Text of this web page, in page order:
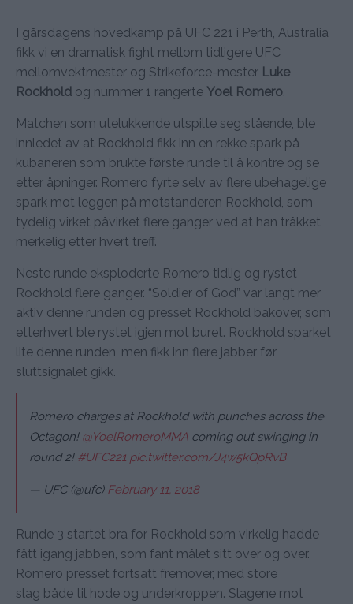
I gårsdagens hovedkamp på UFC 221 i Perth, Australia
fikk vi en dramatisk fight mellom tidligere UFC
mellomvektmester og Strikeforce-mester Luke
Rockhold og nummer 1 rangerte Yoel Romero.
Matchen som utelukkende utspilte seg stående, ble
innledet av at Rockhold fikk inn en rekke spark på
kubaneren som brukte første runde til å kontre og se
etter åpninger. Romero fyrte selv av flere ubehagelige
spark mot leggen på motstanderen Rockhold, som
tydelig virket påvirket flere ganger ved at han tråkket
merkelig etter hvert treff.
Neste runde eksploderte Romero tidlig og rystet
Rockhold flere ganger. “Soldier of God” var langt mer
aktiv denne runden og presset Rockhold bakover, som
etterhvert ble rystet igjen mot buret. Rockhold sparket
lite denne runden, men fikk inn flere jabber før
sluttsignalet gikk.
Romero charges at Rockhold with punches across the
Octagon! @YoelRomeroMMA coming out swinging in
round 2! #UFC221 pic.twitter.com/J4w5kQpRvB
— UFC (@ufc) February 11, 2018
Runde 3 startet bra for Rockhold som virkelig hadde
fått igang jabben, som fant målet sitt over og over.
Romero presset fortsatt fremover, med store
slag både til hode og underkroppen. Slagene mot